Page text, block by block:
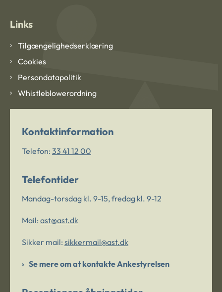
Links
Tilgængelighedserklæring
Cookies
Persondatapolitik
Whistleblowerordning
Kontaktinformation
Telefon: 33 41 12 00
Telefontider
Mandag-torsdag kl. 9-15, fredag kl. 9-12
Mail: ast@ast.dk
Sikker mail: sikkermail@ast.dk
Se mere om at kontakte Ankestyrelsen